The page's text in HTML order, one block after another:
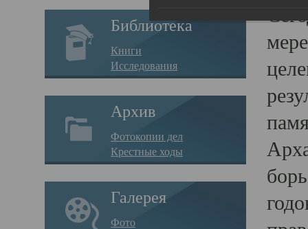
Библиотека
Книги
Исследования
Архив
Фотокопии дел
Крестные ходы
Галерея
Фото